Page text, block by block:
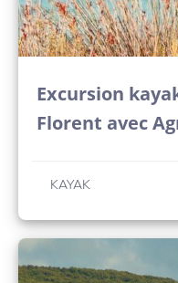
Excursion
Florent avec
KAYAK